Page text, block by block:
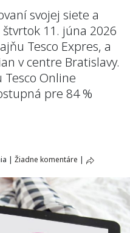
svojej siete a
11. júna 2026
Tesco Expres, a
v centre Bratislavy.
Online
pre 84 %
| Žiadne komentáre |